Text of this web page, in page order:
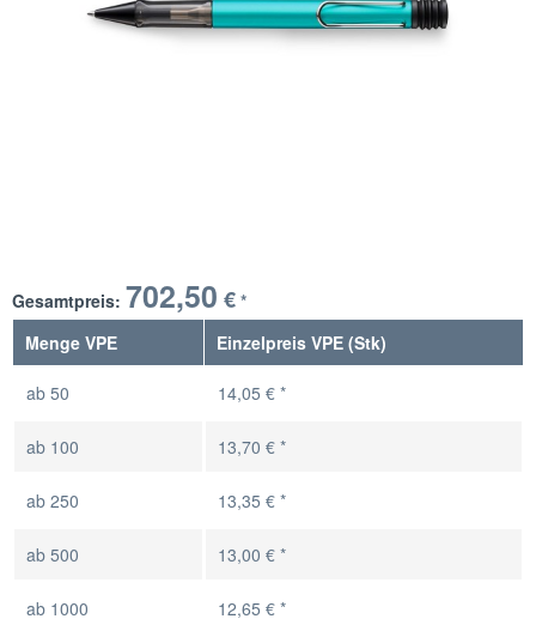
Gesamtpreis: 702,50 € *
Menge VPE
Einzelpreis VPE (Stk)
ab 50 14,05 € *
ab 100 13,70 € *
ab 250 13,35 € *
ab 500 13,00 € *
ab 1000 12,65 € *